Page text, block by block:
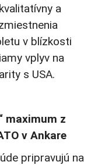
a
v blízkosti
vplyv na
s USA.
maximum z
v Ankare
pripravujú na